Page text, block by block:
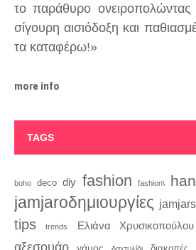
το παράθυρο ονειροπολώντας
σίγουρη αισιόδοξη και
τα καταφέρω!»
more info
TAGS
boho deco diy fashion fashion\
jamjaroδημιουργίες
tips trends Ελιάνα Χρυσικοπούλου
αξεσουάρ